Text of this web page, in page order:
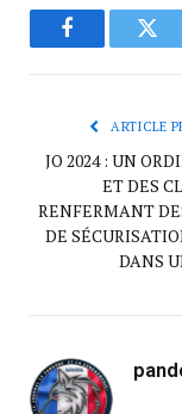
Facebook
ARTICLE
JO 2024 : UN
ET DES
RENFERMANT
DE
DANS